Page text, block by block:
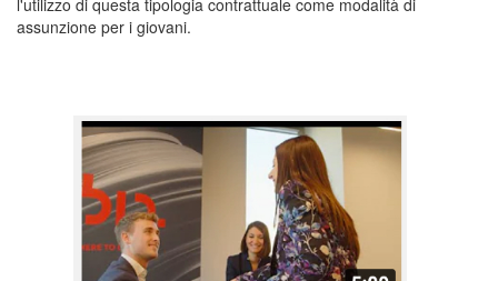
l'utilizzo di questa tipologia contrattuale come modalità di
assunzione per i giovani.